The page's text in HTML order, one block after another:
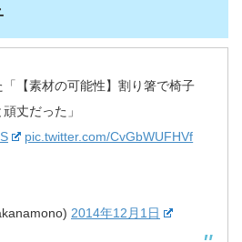
【素材の可能性】割り箸で椅子
丈だった」
pic.twitter.com/CvGbWUFHVf
2014年12月1日